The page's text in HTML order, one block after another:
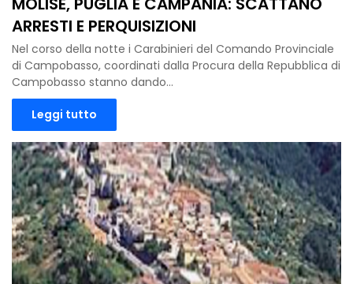
ARRESTI E PERQUISIZIONI
Nel corso della notte i Carabinieri del Comando Provinciale
di Campobasso, coordinati dalla Procura della Repubblica di
Campobasso stanno dando…
Leggi tutto